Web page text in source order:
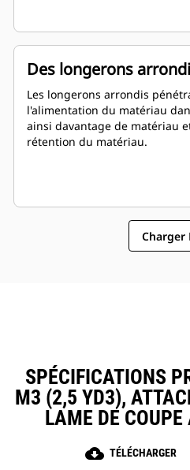
Des longerons
Les longerons arrondis
l'alimentation du matériau
ainsi davantage de matériau
rétention du matériau.
Charger
SPÉCIFICATIONS
M3 (2,5 YD3),
LAME DE COUPE
cloud_download TÉLÉCHARGER